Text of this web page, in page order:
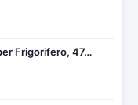
Frigorifero, 47…